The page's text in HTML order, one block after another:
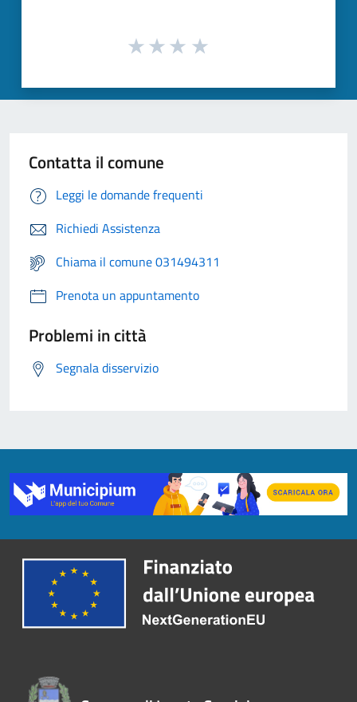
Contatta il comune
Leggi le domande frequenti
Richiedi Assistenza
Chiama il comune 031494311
Prenota un appuntamento
Problemi in città
Segnala disservizio